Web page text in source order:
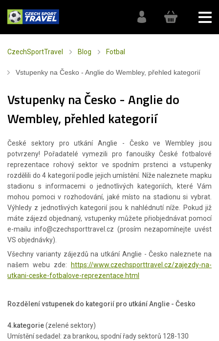
CzechSportTravel Blog Fotbal
Vstupenky na Česko - Anglie do Wembley, přehled kategorií
Vstupenky na Česko - Anglie do
Wembley, přehled kategorií
České sektory pro utkání Anglie - Česko ve Wembley jsou
potvrzeny! Pořadatelé vymezili pro fanoušky České fotbalové
reprezentace rohový sektor ve spodním prstenci a vstupenky
rozdělili do 4 kategorií podle jejich umístění. Níže naleznete mapku
stadionu s informacemi o jednotlivých kategoriích, které Vám
mohou pomoci v rozhodování, jaké místo na stadionu si vybrat.
Výhledy z jednotlivých kategorií jsou k nahlédnutí níže. Pokud již
máte zájezd objednaný, vstupenky můžete přiobjednávat pomocí
e-mailu info@czechsporttravel.cz (prosím nezapomínejte uvést
VS objednávky).
Všechny varianty zájezdů na utkání Anglie - Česko naleznete na
našem webu zde:
https://www.czechsporttravel.cz/zajezdy-na-
utkani-ceske-fotbalove-reprezentace.html
Rozdělení vstupenek do kategorií pro utkání Anglie - Česko
4.kategorie(zelené sektory)
Umístění sedadel: za brankou, spodní řady sektorů 128-130